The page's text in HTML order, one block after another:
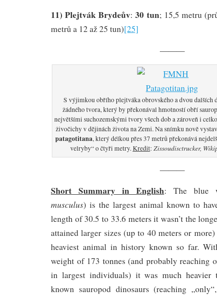
11) Plejtvák Brydeův:30 tun; 15,5 metru
metrů a 12 až 25 tun)[25]
———
S výjimkou obřího plejtváka obrovského a dvou dalších
žádného tvora, který by překonával hmotností obří
největšími suchozemskými tvory všech dob a zároveň i
živočichy v dějinách života na Zemi. Na snímku nově
patagotitana, který délkou přes 37 metrů překonává
velryby“ o čtyři metry. Kredit: Zissoudisctrucker,
———
Short Summary in English: The blue
musculus) is the largest animal known to
length of 30.5 to 33.6 meters it wasn’t the
attained larger sizes (up to 40 meters or
heaviest animal in history known so far.
weight of 173 tonnes (and probably reaching
in largest individuals) it was much heavier
known sauropod dinosaurs (reaching